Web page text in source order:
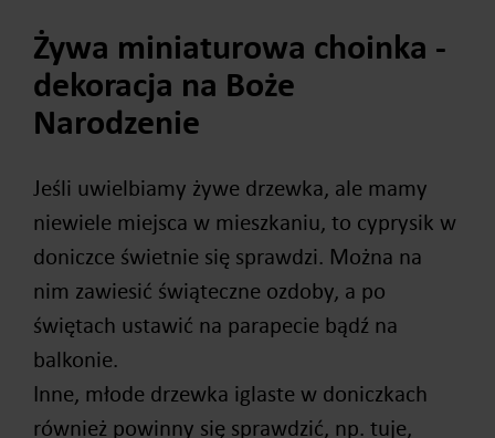
Żywa miniaturowa choinka -
dekoracja na Boże
Narodzenie
Jeśli uwielbiamy żywe drzewka, ale mamy
niewiele miejsca w mieszkaniu, to cyprysik w
doniczce świetnie się sprawdzi. Można na
nim zawiesić świąteczne ozdoby, a po
świętach ustawić na parapecie bądź na
balkonie.
Inne, młode drzewka iglaste w doniczkach
również powinny się sprawdzić, np. tuje,